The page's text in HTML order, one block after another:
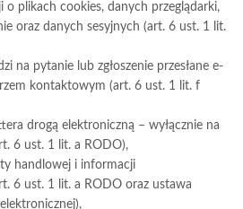
o plikach cookies, danych przeglądarki,
oraz danych sesyjnych (art. 6 ust. 1 lit.
na pytanie lub zgłoszenie przesłane e-
kontaktowym (art. 6 ust. 1 lit. f
drogą elektroniczną – wyłącznie na
6 ust. 1 lit. a RODO),
handlowej i informacji
6 ust. 1 lit. a RODO oraz ustawa